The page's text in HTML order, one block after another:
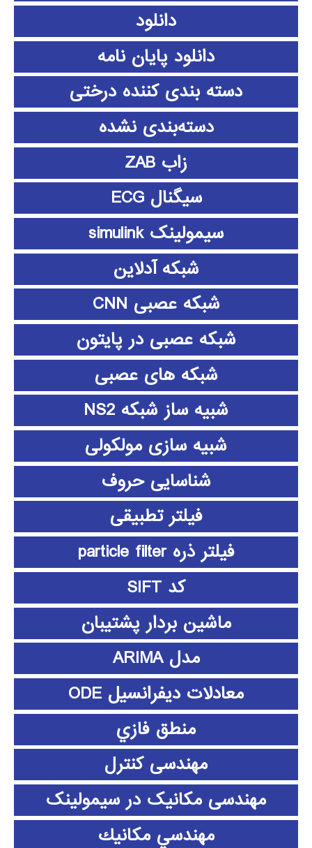
دانلود
دانلود پايان نامه
دسته بندی کننده درختی
دسته‌بندی نشده
زاب ZAB
سیگنال ECG
سیمولینک simulink
شبکه آدلاین
شبکه عصبی CNN
شبکه عصبی در پایتون
شبکه های عصبی
شبیه ساز شبکه NS2
شبیه سازی مولکولی
شناسایی حروف
فیلتر تطبیقی
فیلتر ذره particle filter
کد SIFT
ماشین بردار پشتیبان
مدل ARIMA
معادلات دیفرانسیل ODE
منطق فازي
مهندسی کنترل
مهندسی مکانیک در سیمولینک
مهندسي مكانيك